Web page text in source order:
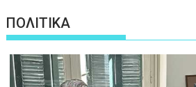
ΠΟΛΙΤΙΚΑ